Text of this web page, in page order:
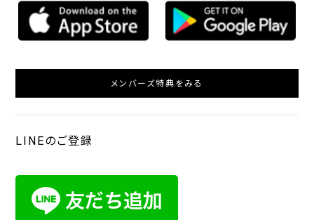
メンバーズ特典をみる
LINEのご登録